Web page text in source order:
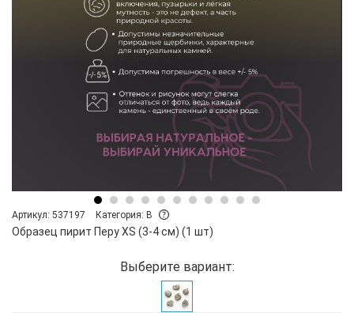
Артикул: 537197 Категория: B
Образец пирит Перу XS (3-4 см) (1 шт)
Выберите вариант: